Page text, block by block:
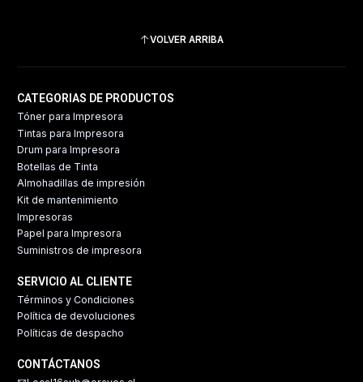
VOLVER ARRIBA
CATEGORIAS DE PRODUCTOS
Tóner para Impresora
Tintas para Impresora
Drum para Impresora
Botellas de Tinta
Almohadillas de impresión
Kit de mantenimiento
Impresoras
Papel para Impresora
Suministros de impresora
SERVICIO AL CLIENTE
Términos y Condiciones
Política de devoluciones
Políticas de despacho
CONTÁCTANOS